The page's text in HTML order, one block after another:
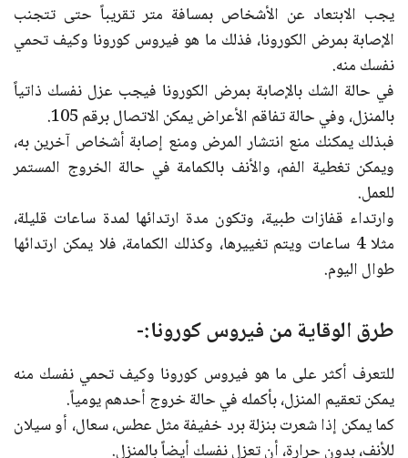
يجب الابتعاد عن الأشخاص بمسافة متر تقريباً حتى تتجنب
الإصابة بمرض الكورونا، فذلك ما هو فيروس كورونا وكيف تحمي
نفسك منه.
في حالة الشك بالإصابة بمرض الكورونا فيجب عزل نفسك ذاتياً
بالمنزل، وفي حالة تفاقم الأعراض يمكن الاتصال برقم 105.
فبذلك يمكنك منع انتشار المرض ومنع إصابة أشخاص آخرين به،
ويمكن تغطية الفم، والأنف بالكمامة في حالة الخروج المستمر
للعمل.
وارتداء قفازات طبية، وتكون مدة ارتدائها لمدة ساعات قليلة،
مثلا 4 ساعات ويتم تغييرها، وكذلك الكمامة، فلا يمكن ارتدائها
طوال اليوم.
طرق الوقاية من فيروس كورونا:-
للتعرف أكثر على ما هو فيروس كورونا وكيف تحمي نفسك منه
يمكن تعقيم المنزل، بأكمله في حالة خروج أحدهم يومياً.
كما يمكن إذا شعرت بنزلة برد خفيفة مثل عطس، سعال، أو سيلان
للأنف، بدون حرارة، أن تعزل نفسك أيضاً بالمنزل.